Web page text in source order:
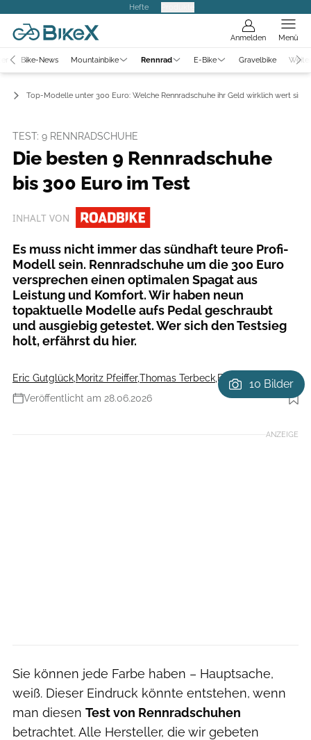
Hefte
Anmelden Menü
Bike-News Mountainbike Rennrad E-Bike Gravelbike
Top-Modelle unter 300 Euro: Welche Rennradschuhe ihr Geld wirklich wert sind
TEST: 9 RENNRADSCHUHE
Die besten 9 Rennradschuhe
bis 300 Euro im Test
INHALT VON
Es muss nicht immer das sündhaft teure Profi-
Modell sein. Rennradschuhe um die 300 Euro
versprechen einen optimalen Spagat aus
Leistung und Komfort. Wir haben neun
topaktuelle Modelle aufs Pedal geschraubt
und ausgiebig getestet. Wer sich den Testsieg
holt, erfährst du hier.
Eric Gutglück Moritz Pfeiffer,Thomas Terbeck Franjo Albert
Veröffentlicht am 28.06.2026
Foto: Agron Beqiri
10 Bilder
ANZEIGE
Sie können jede Farbe haben – Hauptsache,
weiß. Dieser Eindruck könnte entstehen, wenn
man diesen Test von Rennradschuhen
betrachtet. Alle Hersteller, die wir gebeten